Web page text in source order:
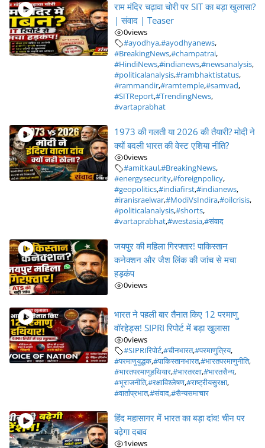
राम मंदिर चढ़ावा चोरी पर SIT का बड़ा खुलासा?
| संवाद | Teaser
0views
#ayodhya,#ayodhyanews,
#BreakingNews,#champatrai,
#HindiNews,#indianews,#newsanalysis,
#politicalanalysis,#rambhaktistatus,
#rammandir,#ramtemple,#samvad,
#SITReport,#TrendingNews,
#vartaprabhat
1973 की गलती या 2026 की तैयारी? मोदी ने
क्यों बदली भारत की वेस्ट एशिया नीति?
0views
#amitkaul,#BreakingNews,
#energysecurity,#foreignpolicy,
#geopolitics,#indiafirst,#indianews,
#iranisraelwar,#ModiVsIndira,#oilcrisis,
#politicalanalysis,#shorts,
#vartaprabhat,#westasia,#संवाद
जयपुर की महिला गिरफ्तार! पाकिस्तान
कनेक्शन और जैश लिंक की जांच से मचा
हड़कंप
0views
भारत ने पहली बार तैनात किए 12 परमाणु
वॉरहेड्स! SIPRI रिपोर्ट में बड़ा खुलासा
0views
#SIPRIरिपोर्ट,#चीनभारत,#परमाणुत्रिय,
#परमाणुयुद्धक,#पाकिस्तानभारत,#भारतपरमाणुनीति,
#भारतपरमाणुहथियार,#भारतरक्षा,#भारतसैन्य,
#भूराजनीति,#रक्षाविश्लेषण,#राष्ट्रीयसुरक्षा,
#वार्ताप्रभात,#संवाद,#सैन्यसमाचार
हिंद महासागर में भारत का बड़ा दांव! चीन पर
बढ़ेगा दबाव
1views